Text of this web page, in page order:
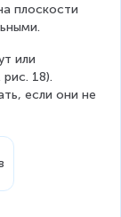
плоскости
или
18).
если они не